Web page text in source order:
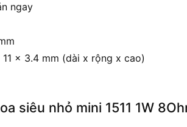
ngay
x 3.4 mm (dài x rộng x cao)
siêu nhỏ mini 1511 1W